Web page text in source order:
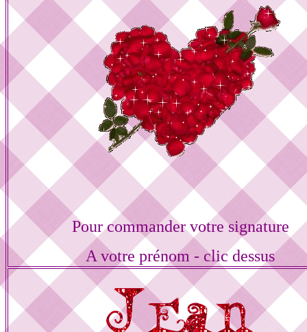
Pour commander votre signature
A votre prénom - clic dessus